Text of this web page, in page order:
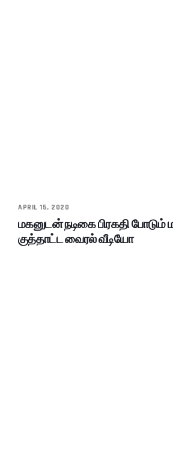
APRIL 15, 2020
மகனுடன் நடிகை பிரகதி போடும்
குத்தாட்ட வைரல் வீடியோ